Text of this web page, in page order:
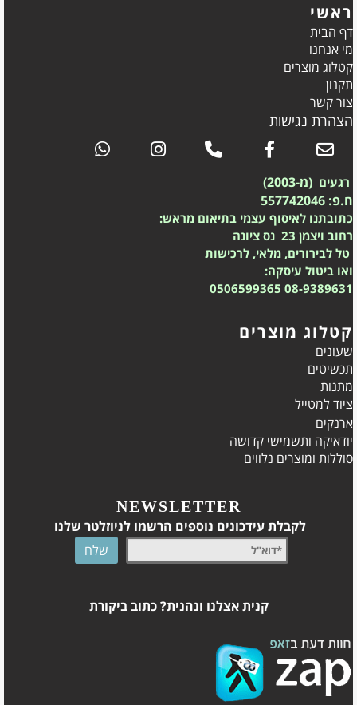
ראשי
דף הבית
מי אנחנו
קטלוג מוצרים
תקנון
צור קשר
הצהרת נגישות
רגעים (מ-2003)
ח.פ: 557742046
כתובתנו לאיסוף עצמי בתיאום מראש:
רחוב ויצמן 23 נס ציונה
טל לבירורים, מלאי, לרכישות
ואו ביטול עיסקה:
08-9389631
0506599365
קטלוג מוצרים
שעונים
תכשיטים
מתנות
ציוד למטייל
ארנקים
יודאיקה ותשמישי קדושה
סוללות ומוצרים נלווים
NEWSLETTER
לקבלת עידכונים נוספים הרשמו לניוזלטר שלנו
קנית אצלנו ונהנית? כתוב ביקורת